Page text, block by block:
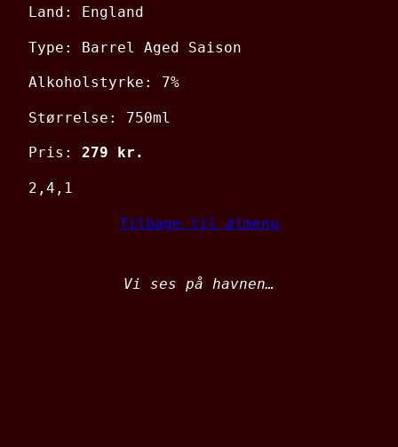
Land: England
Type: Barrel Aged Saison
Alkoholstyrke: 7%
Størrelse: 750ml
Pris: 279 kr.
2,4,1
Tilbage til ølmenu
Vi ses på havnen…